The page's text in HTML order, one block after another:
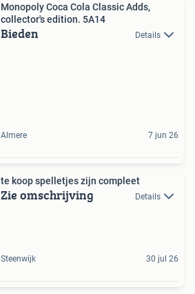
Monopoly Coca Cola Classic Adds,
collector's edition. 5A14
Bieden Details
Almere 7 jun 26
te koop spelletjes zijn compleet
Zie omschrijving Details
Steenwijk 30 jul 26